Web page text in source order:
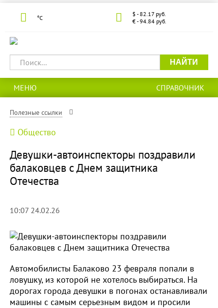
°С
$ - 82.17 руб.
€ - 94.84 руб.
НАЙТИ
МЕНЮ СПРАВОЧНИК
Полезные ссылки
Общество
Девушки-автоинспекторы поздравили
балаковцев с Днем защитника
Отечества
10:07 24.02.26
Автомобилисты Балаково 23 февраля попали в
ловушку, из которой не хотелось выбираться. На
дорогах города девушки в погонах останавливали
машины с самым серьезным видом и просили